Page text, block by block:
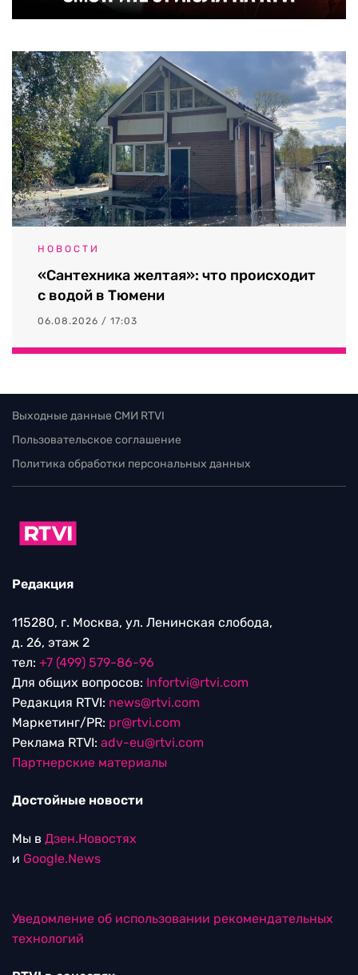
НОВОСТИ
«Сантехника желтая»: что происходит
с водой в Тюмени
06.08.2026 / 17:03
Выходные данные СМИ RTVI
Пользовательское соглашение
Политика обработки персональных данных
Редакция
115280, г. Москва, ул. Ленинская слобода,
д. 26, этаж 2
тел: +7 (499) 579-86-96
Для общих вопросов: Infortvi@rtvi.com
Редакция RTVI: news@rtvi.com
Маркетинг/PR: pr@rtvi.com
Реклама RTVI: adv-eu@rtvi.com
Партнерские материалы
Достойные новости
Мы в Дзен.Новостях
и Google.News
Уведомление об использовании рекомендательных
технологий